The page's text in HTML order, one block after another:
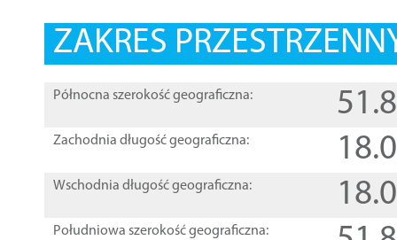
ZAKRES
Północna szerokość geograficzna:
Zachodnia długość geograficzna:
Wschodnia długość geograficzna:
Południowa szerokość geograficzna: